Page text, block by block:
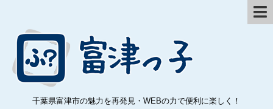
千葉県富津市の魅力を再発見・WEBの力で便利に楽しく！